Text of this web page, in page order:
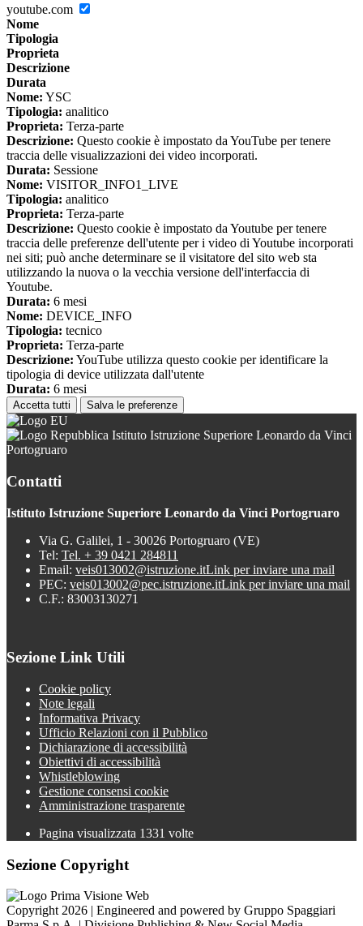
youtube.com
Nome
Tipologia
Proprieta
Descrizione
Durata
Nome: YSC
Tipologia: analitico
Proprieta: Terza-parte
Descrizione: Questo cookie è impostato da YouTube per tenere
traccia delle visualizzazioni dei video incorporati.
Durata: Sessione
Nome: VISITOR_INFO1_LIVE
Tipologia: analitico
Proprieta: Terza-parte
Descrizione: Questo cookie è impostato da Youtube per tenere
traccia delle preferenze dell'utente per i video di Youtube incorporati
nei siti; può anche determinare se il visitatore del sito web sta
utilizzando la nuova o la vecchia versione dell'interfaccia di
Youtube.
Durata: 6 mesi
Nome: DEVICE_INFO
Tipologia: tecnico
Proprieta: Terza-parte
Descrizione: YouTube utilizza questo cookie per identificare la
tipologia di device utilizzata dall'utente
Durata: 6 mesi
Accetta tutti Salva le preferenze
Istituto Istruzione Superiore Leonardo da Vinci
Portogruaro
Contatti
Istituto Istruzione Superiore Leonardo da Vinci Portogruaro
Via G. Galilei, 1 - 30026 Portogruaro (VE)
Tel: Tel. + 39 0421 284811
Email: veis013002@istruzione.itLink per inviare una mail
PEC: veis013002@pec.istruzione.itLink per inviare una mail
C.F.: 83003130271
Sezione Link Utili
Cookie policy
Note legali
Informativa Privacy
Ufficio Relazioni con il Pubblico
Dichiarazione di accessibilità
Obiettivi di accessibilità
Whistleblowing
Gestione consensi cookie
Amministrazione trasparente
Pagina visualizzata 1331 volte
Sezione Copyright
Copyright 2026 | Engineered and powered by Gruppo Spaggiari